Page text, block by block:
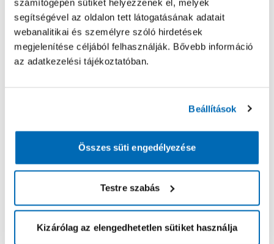
számítógépén sütiket helyezzenek el, melyek
segítségével az oldalon tett látogatásának adatait
webanalitikai és személyre szóló hirdetések
megjelenítése céljából felhasználják. Bővebb információ
az adatkezelési tájékoztatóban.
Beállítások
Összes süti engedélyezése
Testre szabás
Kizárólag az elengedhetetlen sütiket használja